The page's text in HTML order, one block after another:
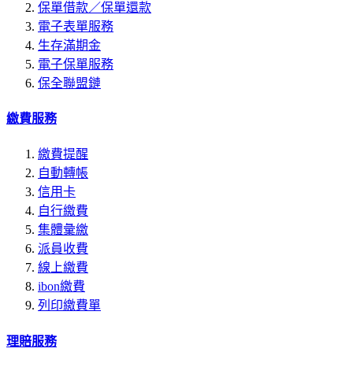
保單借款／保單還款
電子表單服務
生存滿期金
電子保單服務
保全聯盟鏈
繳費服務
繳費提醒
自動轉帳
信用卡
自行繳費
集體彙繳
派員收費
線上繳費
ibon繳費
列印繳費單
理賠服務